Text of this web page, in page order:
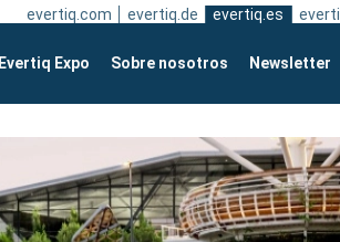
evertiq.com evertiq.de evertiq.es
Evertiq Expo Sobre nosotros Newsletter